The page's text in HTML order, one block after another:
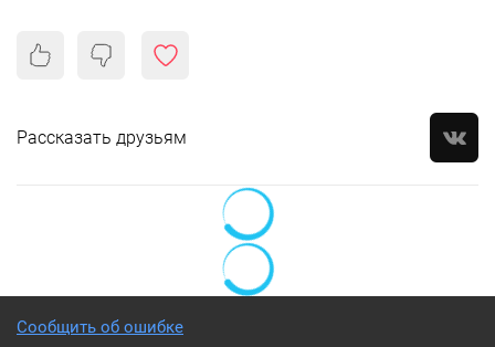
Рассказать друзьям
Сообщить об ошибке